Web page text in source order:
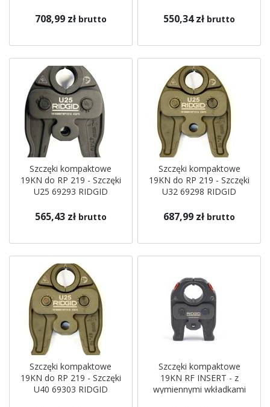
708,99 zł brutto 550,34 zł brutto
Szczęki kompaktowe
19KN do RP 219 - Szczęki
U25 69293 RIDGID
565,43 zł brutto
Szczęki kompaktowe
19KN do RP 219 - Szczęki
U32 69298 RIDGID
687,99 zł brutto
Szczęki kompaktowe
19KN do RP 219 - Szczęki
U40 69303 RIDGID
Szczęki kompaktowe
19KN RF INSERT - z
wymiennymi wkładkami